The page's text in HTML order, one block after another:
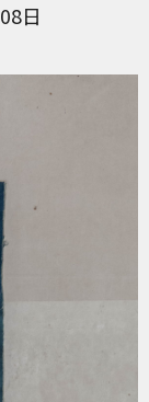
日